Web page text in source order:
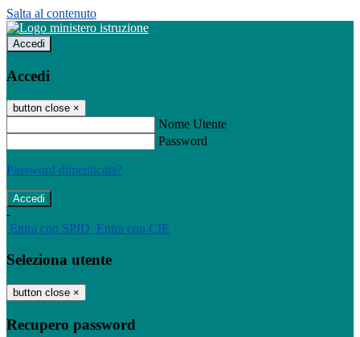
Salta al contenuto
Accedi
Accedi
button close ×
Nome Utente
Password
Password dimenticata?
-
Entra con SPID Entra con CIE
Seleziona utente
button close ×
Recupero password